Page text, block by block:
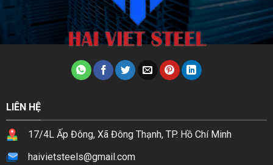
LIÊN HỆ
17/4L Ấp Đông, Xã Đông Thạnh, TP. Hồ Chí Minh
haivietsteels@gmail.com